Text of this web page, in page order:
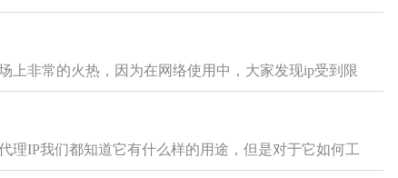
上非常的火热，因为在网络使用中，大家发现ip受到限
理IP我们都知道它有什么样的用途，但是对于它如何工